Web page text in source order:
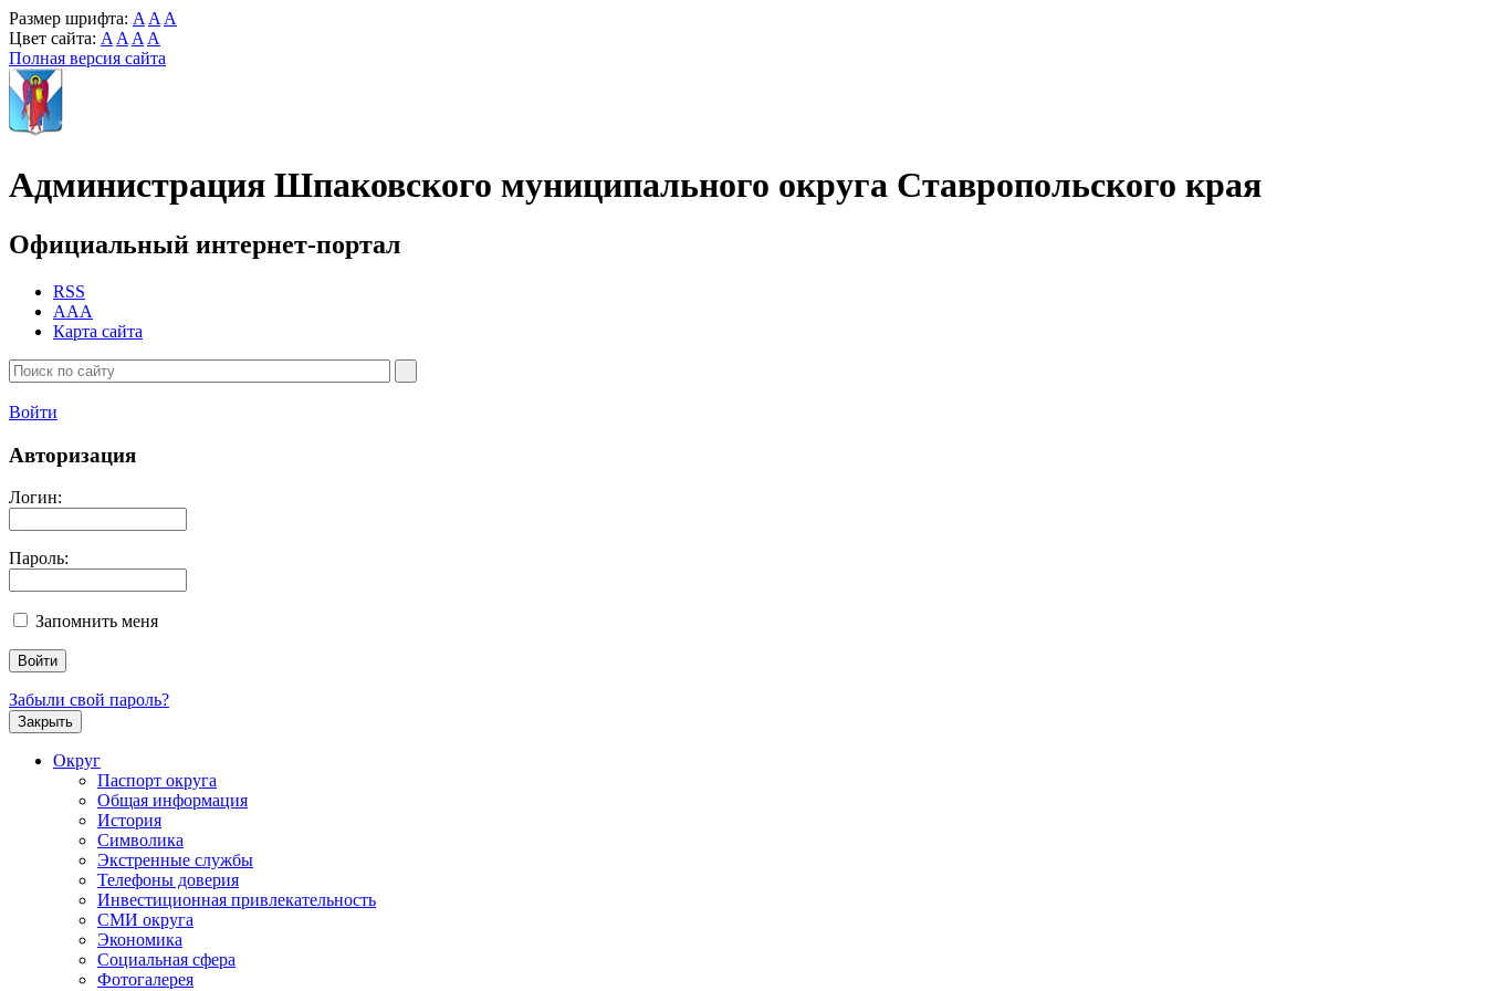
Размер шрифта: A A A
Цвет сайта: A A A A
Полная версия сайта
Администрация Шпаковского муниципального округа Ставропольского края
Официальный интернет-портал
RSS
AAA
Карта сайта
Войти
Авторизация
Логин:
Пароль:
Запомнить меня
Забыли свой пароль?
Закрыть
Округ
Паспорт округа
Общая информация
История
Символика
Экстренные службы
Телефоны доверия
Инвестиционная привлекательность
СМИ округа
Экономика
Социальная сфера
Фотогалерея